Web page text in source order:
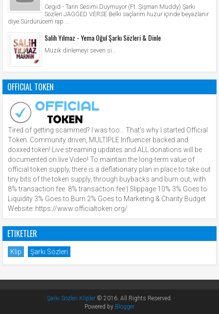
Cegıd - Tanrı Sesimi Duymuyor (Ft. Şişman Muddy) Şarkı
Sözleri JAGGED VERSE Belki saçlarım huzur içinde beyazlanır
diye Sürdürücem rap ...
Salih Yılmaz - Yema Oğul Şarkı Sözleri & Dinle
Müzik dinlemeyi seven si...
OFFICIAL TOKEN
Tired of getting scammed? I was too… That’s why I started Official
Token. Community driven, MULTIPLE Influencer backed and
doxxed token! Live streaming updates and ALL donations will be
documented on live Video! To maintain the long-term value of
official token supply, there is a deflationary plan in place to take out
tiny bits of the token supply, through buybacks and burn out, with
8% transaction fee. 8% transaction fee | Slippage 10% 3% Goes to
Liquidity 3% Goes to Burn 2% Goes to Marketing & Charity Budget
Website: https://www.officialtoken.org/
ETIKETLER
Klip Şarkı Sözleri
Şarkı Sözleri Klipler © 2016. All Rights Reserved.
Powered by Blogger